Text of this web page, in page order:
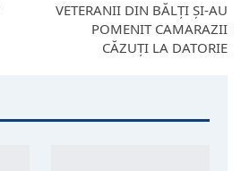
VETERANII DIN BĂLȚI ȘI-AU
POMENIT CAMARAZII
CĂZUȚI LA DATORIE